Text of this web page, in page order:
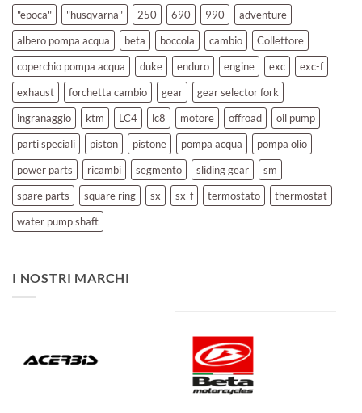
"epoca" "husqvarna" 250 690 990
adventure
albero pompa acqua
beta boccola cambio
Collettore
coperchio pompa acqua
duke enduro engine exc
exc-f
exhaust
forchetta cambio gear
gear selector fork
ingranaggio
ktm LC4 lc8 motore offroad
oil pump
parti speciali
piston pistone pompa acqua
pompa olio
power parts
ricambi segmento sliding gear
sm
spare parts
square ring sx sx-f termostato
thermostat
water pump shaft
I NOSTRI MARCHI